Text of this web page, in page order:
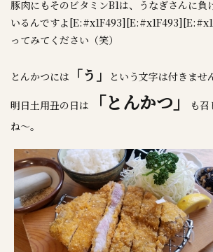
豚肉にもそのビタミンB1は、うなぎさんに負
いるんですよ
ってみてください（笑）
とんかつには 「う」 という文字は付きませ
明日土用丑の日は 「とんかつ」
も
ね～。